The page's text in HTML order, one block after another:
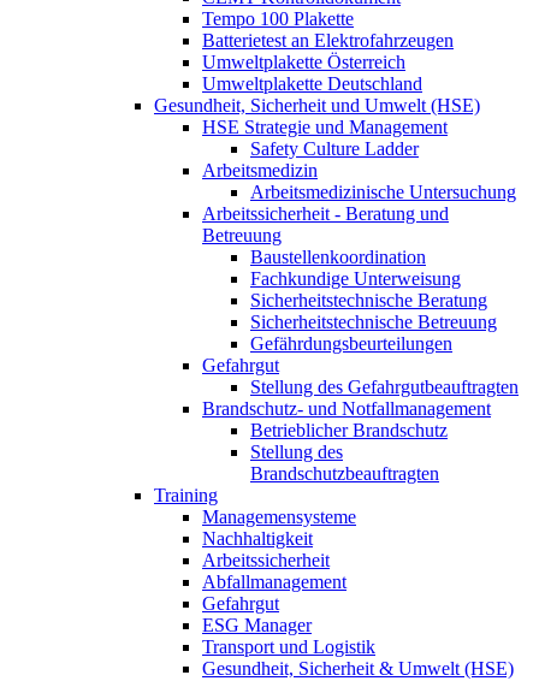
Tempo 100 Plakette
Batterietest an Elektrofahrzeugen
Umweltplakette Österreich
Umweltplakette Deutschland
Gesundheit, Sicherheit und Umwelt (HSE)
HSE Strategie und Management
Safety Culture Ladder
Arbeitsmedizin
Arbeitsmedizinische Untersuchung
Arbeitssicherheit - Beratung und
Betreuung
Baustellenkoordination
Fachkundige Unterweisung
Sicherheitstechnische Beratung
Sicherheitstechnische Betreuung
Gefährdungsbeurteilungen
Gefahrgut
Stellung des Gefahrgutbeauftragten
Brandschutz- und Notfallmanagement
Betrieblicher Brandschutz
Stellung des
Brandschutzbeauftragten
Training
Managemensysteme
Nachhaltigkeit
Arbeitssicherheit
Abfallmanagement
Gefahrgut
ESG Manager
Transport und Logistik
Gesundheit, Sicherheit & Umwelt (HSE)